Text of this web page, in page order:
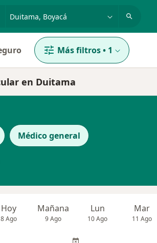
Más filtros• 1
en Duitama
Médico general
Hoy
8 Ago
Mañana
9 Ago
Lun
10 Ago
Mar
11 Ago